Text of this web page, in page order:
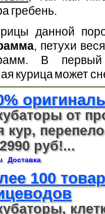
гребень.
данной
, петухи
В первый
курица может
от
кур,
руб!...
Доставка
100